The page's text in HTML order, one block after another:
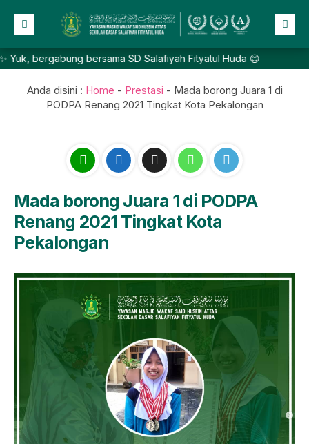
Beranda
Profil
NEW
Lainnya
bersama SD Salafiyah Fityatul Huda 😊
Anda disini : Home - Prestasi - Mada borong Juara 1 di
PODPA Renang 2021 Tingkat Kota Pekalongan
Mada borong Juara 1 di PODPA
Renang 2021 Tingkat Kota
Pekalongan